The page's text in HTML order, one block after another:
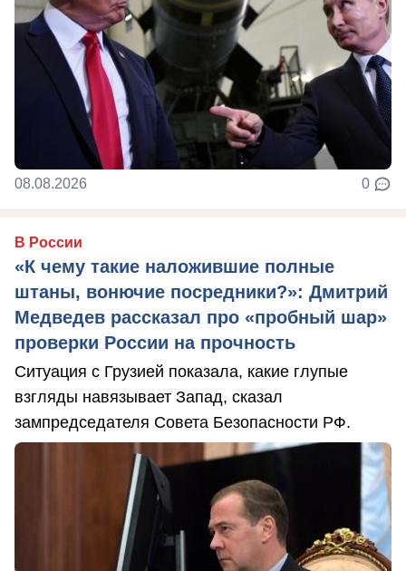
08.08.2026 0
В России
«К чему такие наложившие полные
штаны, вонючие посредники?»: Дмитрий
Медведев рассказал про «пробный шар»
проверки России на прочность
Ситуация с Грузией показала, какие глупые
взгляды навязывает Запад, сказал
зампредседателя Совета Безопасности РФ.